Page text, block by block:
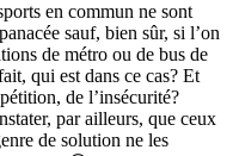
en commun ne sont
sauf, bien sûr, si l’on
de métro ou de bus de
qui est dans ce cas? Et
de l’insécurité?
par ailleurs, que ceux
de solution ne les